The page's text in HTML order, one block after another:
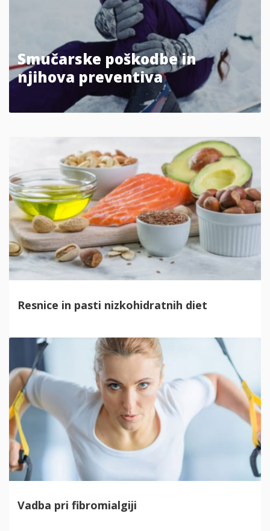
Smučarske poškodbe in
njihova preventiva
Resnice in pasti nizkohidratnih diet
Vadba pri fibromialgiji